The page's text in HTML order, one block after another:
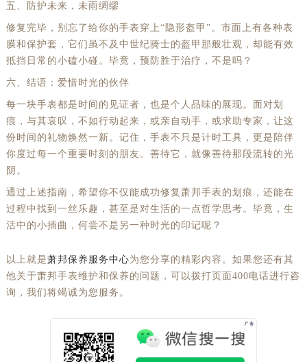
五、防护未来，未雨绸缪
修复完毕，别忘了给你的手表穿上“隐形盔甲”。市面上有各种表
膜和保护套，它们虽不及中世纪骑士的盔甲那般壮观，却能有效
抵挡日常的小磕小碰。毕竟，预防胜于治疗，不是吗？
六、结语：爱惜时光的伙伴
每一块手表都是时间的见证者，也是个人品味的展现。面对划
痕，与其哀叹，不如行动起来，或亲自动手，或求助专家，让这
份时间的礼物焕然一新。记住，手表不只是计时工具，更是陪伴
你度过每一个重要时刻的朋友。善待它，就像善待那段流转的光
阴。
通过上述指南，希望你不仅能成功修复萧邦手表的划痕，还能在
过程中找到一丝乐趣，甚至是对生活的一点哲学思考。毕竟，生
活中的小插曲，何尝不是另一种时光的印记呢？
以上就是萧邦保养服务中心为您分享的精彩内容。如果您还有其
他关于萧邦手表维护和保养的问题，可以拨打页面400电话进行咨
询，我们将竭诚为您服务。